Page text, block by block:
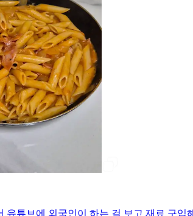
유튜브에 외국인이 하는 걸 보고 재료 구